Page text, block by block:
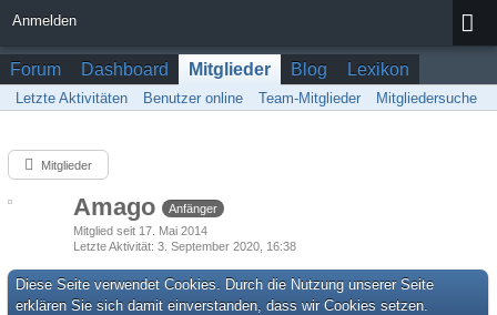
Anmelden
Forum Dashboard Mitglieder Blog Lexikon
Letzte Aktivitäten Benutzer online Team-Mitglieder Mitgliedersuche
Mitglieder
Amago
Anfänger
Mitglied seit 17. Mai 2014
Letzte Aktivität 3. September 2020, 16:38
Diese Seite verwendet Cookies. Durch die Nutzung unserer Seite
erklären Sie sich damit einverstanden, dass wir Cookies setzen.